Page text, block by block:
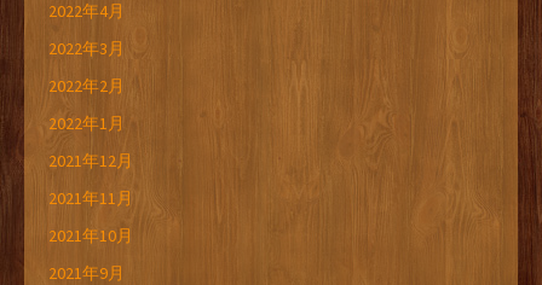
2022年4月
2022年3月
2022年2月
2022年1月
2021年12月
2021年11月
2021年10月
2021年9月